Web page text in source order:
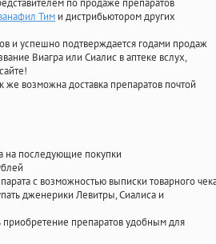
по продаже препаратов
Тим и дистрибьютором других
и успешно подтверждается годами продаж
Виагра или Сиалис в аптеке вслух,
же возможна доставка препаратов почтой
на последующие покупки
с возможностью выписки товарного
дженерики Левитры, Сиалиса и
препаратов удобным для